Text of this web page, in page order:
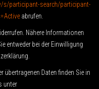
s/participant-search/participant-
abrufen.
Nähere Informationen
entweder bei der Einwilligung
übertragenen Daten finden Sie in
unter